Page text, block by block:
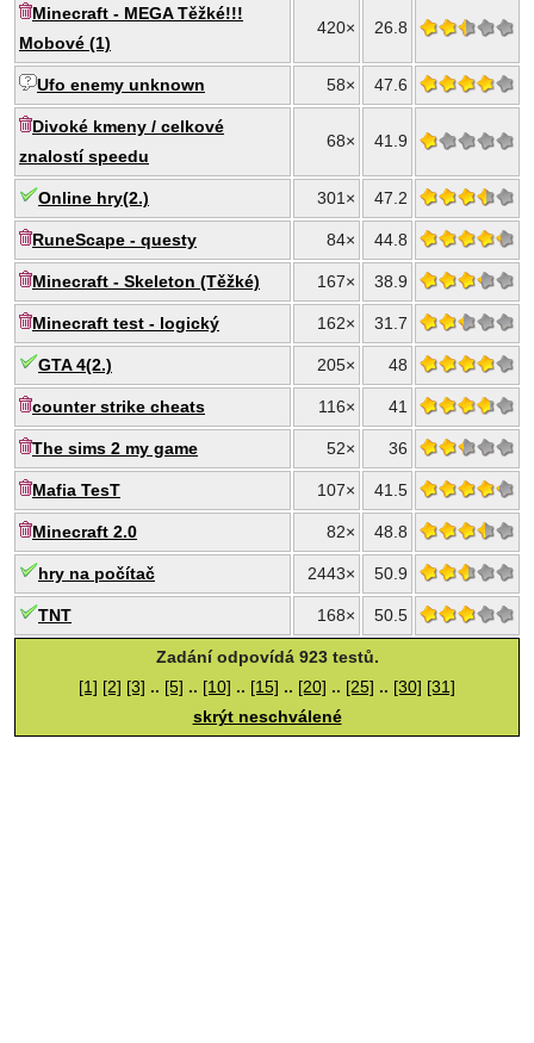
Minecraft - MEGA Těžké!!!
Mobové (1)
420× 26.8
Ufo enemy unknown 58× 47.6
Divoké kmeny / celkové
znalostí speedu
68× 41.9
Online hry(2.) 301× 47.2
RuneScape - questy 84× 44.8
Minecraft - Skeleton (Těžké) 167× 38.9
Minecraft test - logický 162× 31.7
GTA 4(2.) 205× 48
counter strike cheats 116× 41
The sims 2 my game 52× 36
Mafia TesT 107× 41.5
Minecraft 2.0 82× 48.8
hry na počítač 2443× 50.9
TNT 168× 50.5
Zadání odpovídá 923 testů.
[1] [2] [3] .. [5] .. [10] .. [15] .. [20] .. [25] .. [30] [31]
skrýt neschválené